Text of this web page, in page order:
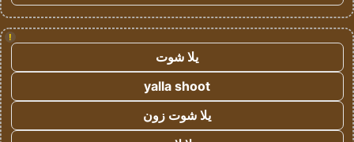
!
يلا شوت
yalla shoot
يلا شوت زون